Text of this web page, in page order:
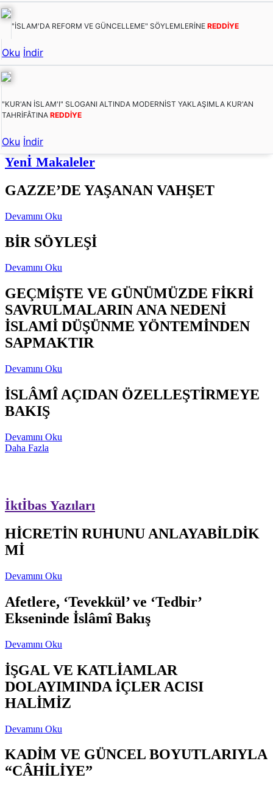
"İSLAM'DA REFORM VE GÜNCELLEME" SÖYLEMLERİNE REDDİYE
Oku İndir
"KUR'AN İSLAM'I" SLOGANI ALTINDA MODERNİST YAKLAŞIMLA KUR'AN
TAHRİFÂTINA REDDİYE
Oku İndir
Yenİ Makaleler
GAZZE’DE YAŞANAN VAHŞET
Devamını Oku
BİR SÖYLEŞİ
Devamını Oku
GEÇMİŞTE VE GÜNÜMÜZDE FİKRİ
SAVRULMALARIN ANA NEDENİ
İSLAMİ DÜŞÜNME YÖNTEMİNDEN
SAPMAKTIR
Devamını Oku
İSLÂMÎ AÇIDAN ÖZELLEŞTİRMEYE
BAKIŞ
Devamını Oku
Daha Fazla
İktİbas Yazıları
HİCRETİN RUHUNU ANLAYABİLDİK
Mİ
Devamını Oku
Afetlere, ‘Tevekkül’ ve ‘Tedbir’
Ekseninde İslâmî Bakış
Devamını Oku
İŞGAL VE KATLİAMLAR
DOLAYIMINDA İÇLER ACISI
HALİMİZ
Devamını Oku
KADİM VE GÜNCEL BOYUTLARIYLA
“CÂHİLİYE”